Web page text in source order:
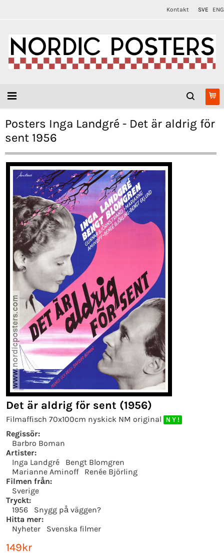
Kontakt SVE ENG
Posters Inga Landgré - Det är aldrig för
sent 1956
Det är aldrig för sent (1956)
Filmaffisch 70x100cm nyskick NM original N Y !
Regissör:
Barbro Boman
Artister:
Inga Landgré
Bengt Blomgren
Marianne Aminoff
Renée Björling
Filmen från:
Sverige
Tryckt:
1956
Snygg på väggen?
Hitta mer:
Nyheter
Svenska filmer
149kr